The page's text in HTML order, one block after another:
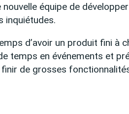
nouvelle équipe de
inquiétudes.
d’avoir un produit fini à
temps en événements et
de grosses